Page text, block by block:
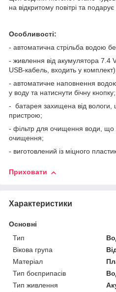
на відкритому повітрі та подарує
Особливості:
- автоматична стрільба водою
- живлення від акумулятора 7.4
USB-кабель, входить у
- автоматичне наповнення
у воду та натиснути бічну кнопку;
- батарея захищена від вологи,
пристрою;
- фільтр для очищення води, що
очищення;
- виготовлений із міцного
Приховати
Характеристики
Основні
Тип
Вікова група
Матеріал
Тип боєприпасів
Тип живлення